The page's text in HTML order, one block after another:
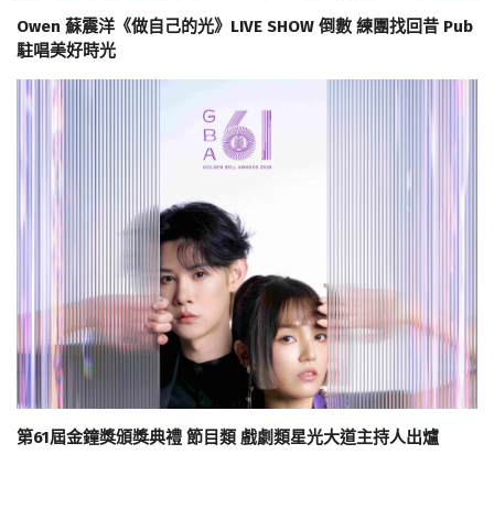
Owen 蘇震洋《做自己的光》LIVE SHOW 倒數 練團找回昔 Pub
駐唱美好時光
第61屆金鐘獎頒獎典禮 節目類 戲劇類星光大道主持人出爐